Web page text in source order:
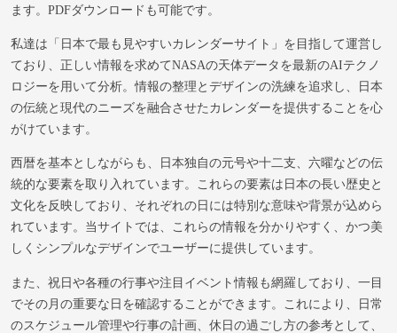
ます。PDFダウンロードも可能です。
私達は「日本で最も見やすいカレンダーサイト」を目指して運営し
ており、正しい情報を求めてNASAの天体データを最新のAIテクノ
ロジーを用いて分析。情報の整理とデザインの洗練を追求し、日本
の伝統と現代のニーズを融合させたカレンダーを提供することを心
がけています。
西暦を基本としながらも、日本独自の元号や十二支、六曜などの伝
統的な要素を取り入れています。これらの要素は日本の長い歴史と
文化を反映しており、それぞれの日には特別な意味や背景が込めら
れています。当サイトでは、これらの情報を分かりやすく、かつ美
しくシンプルなデザインでユーザーに提供しています。
また、祝日や各種の行事や注目イベント情報も網羅しており、一目
でその月の重要な日を確認することができます。これにより、日常
のスケジュール管理や行事の計画、休日の過ごし方の参考として、